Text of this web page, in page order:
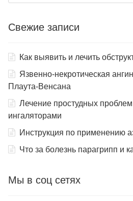
Свежие записи
Как выявить и лечить
Язвенно-некротическая
Плаута-Венсана
Лечение простудных проблем
ингаляторами
Инструкция по применению
Что за болезнь парагрипп и
Мы в соц сетях